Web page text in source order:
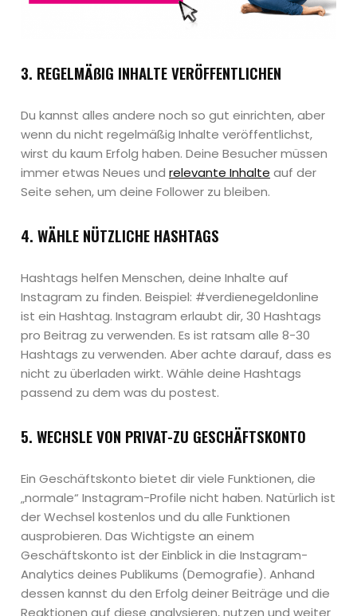
3. REGELMÄßIG INHALTE VERÖFFENTLICHEN
Du kannst alles andere noch so gut einrichten, aber
wenn du nicht regelmäßig Inhalte veröffentlichst,
wirst du kaum Erfolg haben. Deine Besucher müssen
immer etwas Neues und relevante Inhalte auf der
Seite sehen, um deine Follower zu bleiben.
4. WÄHLE NÜTZLICHE HASHTAGS
Hashtags helfen Menschen, deine Inhalte auf
Instagram zu finden. Beispiel: #verdienegeldonline
ist ein Hashtag. Instagram erlaubt dir, 30 Hashtags
pro Beitrag zu verwenden. Es ist ratsam alle 8-30
Hashtags zu verwenden. Aber achte darauf, dass es
nicht zu überladen wirkt. Wähle deine Hashtags
passend zu dem was du postest.
5. WECHSLE VON PRIVAT-ZU GESCHÄFTSKONTO
Ein Geschäftskonto bietet dir viele Funktionen, die
„normale“ Instagram-Profile nicht haben. Natürlich ist
der Wechsel kostenlos und du alle Funktionen
ausprobieren. Das Wichtigste an einem
Geschäftskonto ist der Einblick in die Instagram-
Analytics deines Publikums (Demografie). Anhand
dessen kannst du den Erfolg deiner Beiträge und die
Reaktionen auf diese analysieren, nutzen und weiter